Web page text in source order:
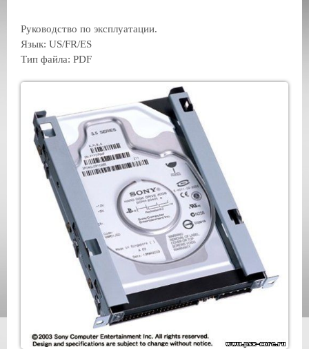
Руководство по эксплуатации.
Язык: US/FR/ES
Тип файла: PDF